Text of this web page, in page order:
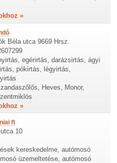
»
Béla utca 9669 Hrsz.
egérirtás, darázsirtás, ágyi
pókirtás, légyirtás,
Heves, Monor,
»
ft
10
kereskedelme, autómosó
üzemeltetése, autómosó